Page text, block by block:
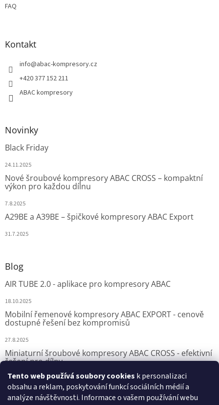
Tento web používá soubory cookies k personalizaci
obsahu a reklam, poskytování funkcí sociálních médií a
analýze návštěvnosti. Informace o vašem používání webu
FAQ
Kontakt
info@abac-kompresory.cz
+420 377 152 211
ABAC kompresory
Novinky
Black Friday
24.11.2025
Nové šroubové kompresory ABAC CROSS – kompaktní
výkon pro každou dílnu
7.8.2025
A29BE a A39BE – špičkové kompresory ABAC Export
31.7.2025
Blog
AIR TUBE 2.0 - aplikace pro kompresory ABAC
18.10.2025
Mobilní řemenové kompresory ABAC EXPORT - cenově
dostupné řešení bez kompromisů
27.8.2025
Miniaturní šroubové kompresory ABAC CROSS - efektivní
řešení pro dílny
7.8.2025